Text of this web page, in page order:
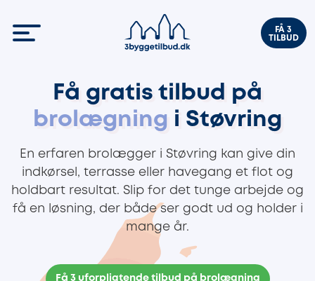
FÅ 3
TILBUD
Få gratis tilbud på
brolægning i Støvring
En erfaren brolægger i Støvring kan give din
indkørsel, terrasse eller havegang et flot og
holdbart resultat. Slip for det tunge arbejde og
få en løsning, der både ser godt ud og holder i
mange år.
Få 3 uforpligtende tilbud på brolægning